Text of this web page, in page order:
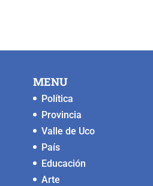
MENU
Política
Provincia
Valle de Uco
País
Educación
Arte